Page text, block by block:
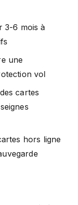
3-6 mois à
une
vol
cartes
hors ligne